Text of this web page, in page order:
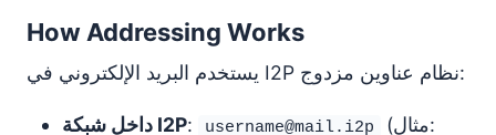
How Addressing Works
يستخدم البريد الإلكتروني في I2P نظام عناوين مزدوج:
داخل شبكة I2P: username@mail.i2p (مثال: